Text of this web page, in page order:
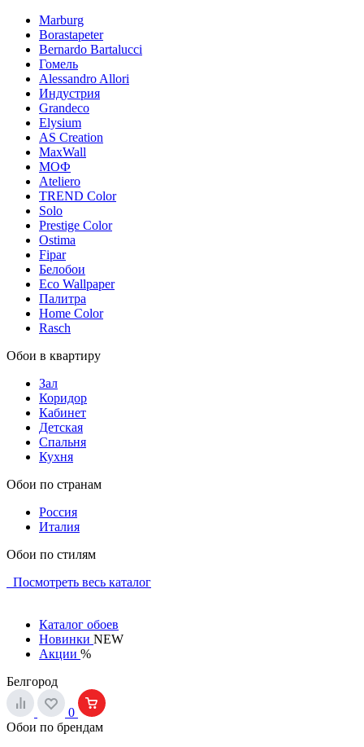
Marburg
Borastapeter
Bernardo Bartalucci
Гомель
Alessandro Allori
Индустрия
Grandeco
Elysium
AS Creation
MaxWall
МОФ
Ateliero
TREND Color
Solo
Prestige Color
Ostima
Fipar
Белобои
Eco Wallpaper
Палитра
Home Color
Rasch
Обои в квартиру
Зал
Коридор
Кабинет
Детская
Спальня
Кухня
Обои по странам
Россия
Италия
Обои по стилям
Посмотреть весь каталог
Каталог обоев
Новинки NEW
Акции %
Белгород
0
Обои по брендам